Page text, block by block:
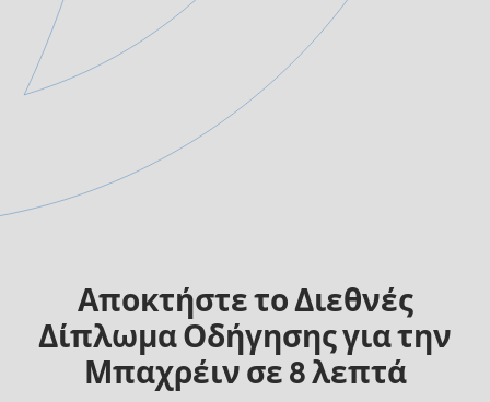
Αποκτήστε το Διεθνές
Δίπλωμα Οδήγησης για την
Μπαχρέιν σε 8 λεπτά